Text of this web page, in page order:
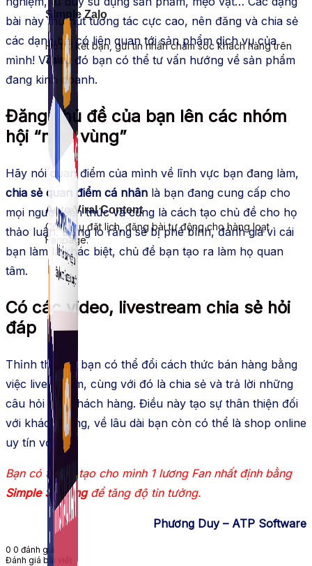
Auto Viral Content
Công cụ đặt lịch, đăng bài tự động cho hàng loạt
Fanpage.
Simple Zalo
Hỗ trợ kết bạn, gửi tin nhắn chăm sóc khách hàng trên
Zalo.
bài này thu hút tương tác cực cao, nên đăng và chia sẻ
các dạng bài có liên quan tới sản phẩm dịch vụ của
mình! Vì sau đó bạn có thể tư vấn hướng về sản phẩm
đang kinh doanh.
Đăng chủ đề của bạn lên các nhóm
hội “nằm vùng”
Hãy nói quan điểm của mình về lĩnh vực bạn đang làm,
chia sẻ quan điểm cá nhân là bạn đang cung cấp cho
mọi người kiến thức và cũng là cách tạo chủ đề cho họ
thảo luận. Đừng lo rằng sẽ bị phê bình, đánh giá vì cái
bạn làm là khác biệt, chủ đề bạn tạo ra làm họ quan
tâm.
Có các video, livestream chia sẻ hỏi
đáp
Thỉnh thoảng bạn có thể đổi cách thức bán hàng bằng
việc livestream, cùng với đó là chia sẻ và trả lời những
câu hỏi của khách hàng. Điều này tạo sự thân thiện đối
với khách hàng, về lâu dài bạn còn có thể là shop online
uy tín với họ.
Bạn có thể tự tạo cho mình 1 lương Fan nhất định bằng
Simple Seedingđể tăng độ tin tưởng.
Phương Duy – ATP Software
0 0 đánh giá
Đánh giá bài viết